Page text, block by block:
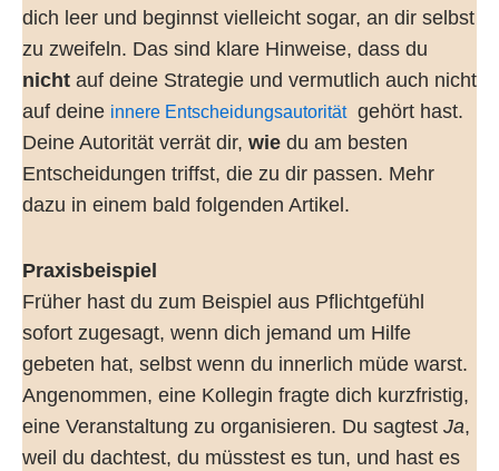
dich leer und beginnst vielleicht sogar, an dir selbst
zu zweifeln. Das sind klare Hinweise, dass du
nicht auf deine Strategie und vermutlich auch nicht
auf deine innere Entscheidungsautoritätgehört hast.
Deine Autorität verrät dir, wie du am besten
Entscheidungen triffst, die zu dir passen. Mehr
dazu in einem bald folgenden Artikel.
Praxisbeispiel
Früher hast du zum Beispiel aus Pflichtgefühl
sofort zugesagt, wenn dich jemand um Hilfe
gebeten hat, selbst wenn du innerlich müde warst.
Angenommen, eine Kollegin fragte dich kurzfristig,
eine Veranstaltung zu organisieren. Du sagtest Ja,
weil du dachtest, du müsstest es tun, und hast es